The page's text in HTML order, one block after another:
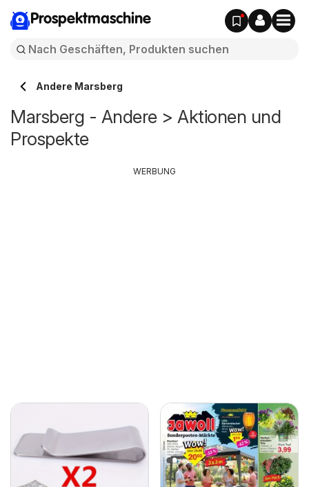
Prospektmaschine
Andere Marsberg
Marsberg - Andere > Aktionen und
Prospekte
WERBUNG